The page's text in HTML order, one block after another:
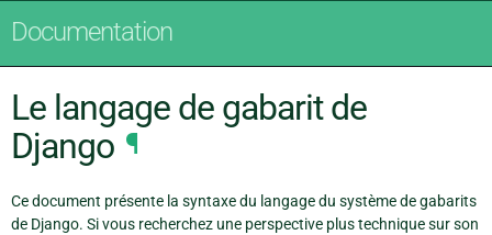
Documentation
Le langage de gabarit de
Django ¶
Ce document présente la syntaxe du langage du système de gabarits
de Django. Si vous recherchez une perspective plus technique sur son